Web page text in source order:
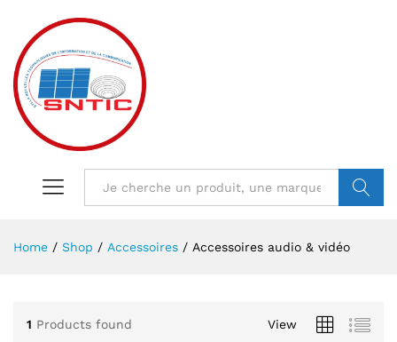
Home / Shop / Accessoires / Accessoires audio & vidéo
1 Products found View